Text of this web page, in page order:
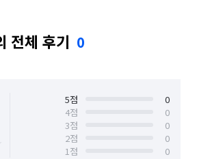
전체 후기 0
5점
0
4점
0
3점
0
2점
0
1점
0